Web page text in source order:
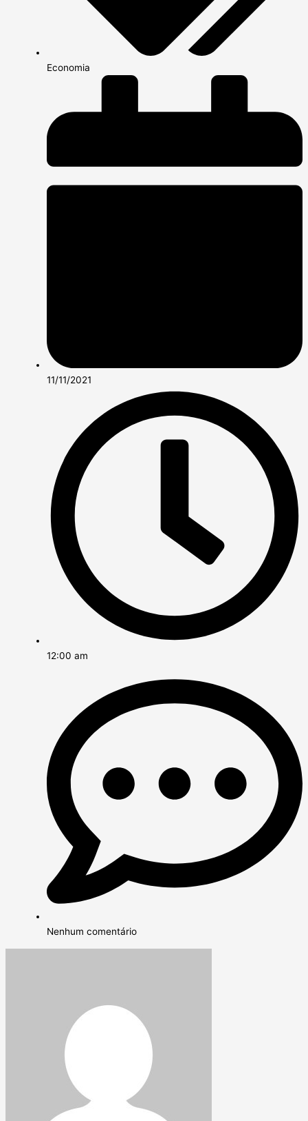
Economia
11/11/2021
12:00 am
Nenhum comentário